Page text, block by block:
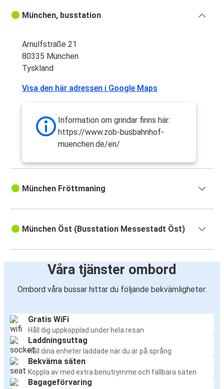
München, busstation
Arnulfstraße 21
80335 München
Tyskland
Visa den här adressen i Google Maps
Information om grindar finns här:
https://www.zob-busbahnhof-
muenchen.de/en/
München Fröttmaning
München Öst (Busstation Messestadt Öst)
Våra tjänster ombord
Ombord våra bussar hittar du följande bekvämligheter:
Gratis WiFi
Håll dig uppkopplad under hela resan
Laddningsuttag
Håll dina enheter laddade när du är på språng
Bekväma säten
Koppla av med extra benutrymme och fällbara säten
Bagageförvaring